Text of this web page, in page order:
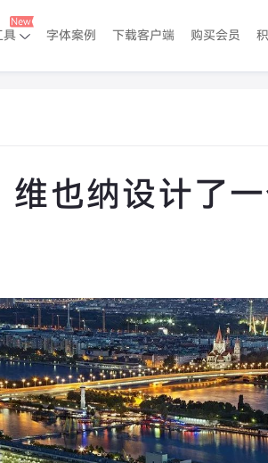
具 字体案例 下载客户端 购买会员
也纳设计了